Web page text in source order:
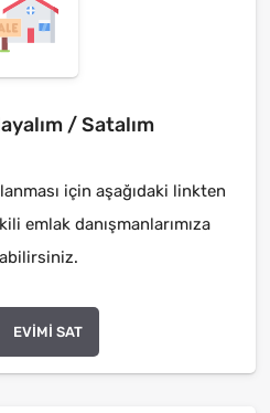
/ Satalım
için aşağıdaki linkten
emlak danışmanlarımıza
EVIMI SAT